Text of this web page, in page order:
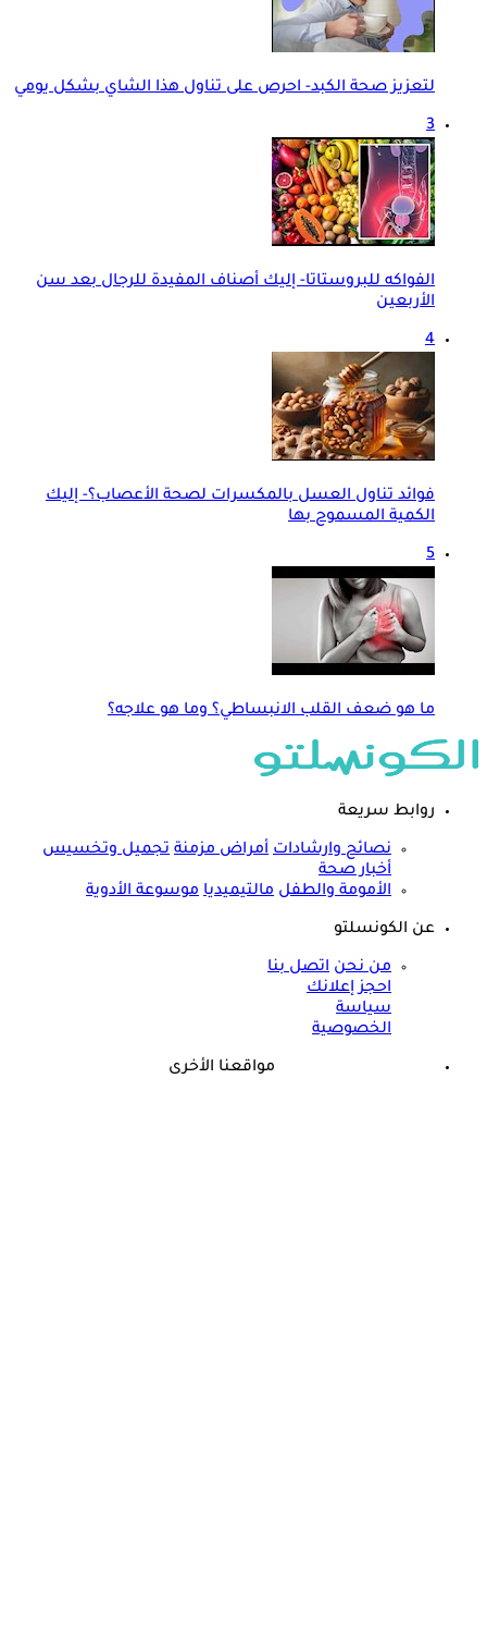
لتعزيز صحة الكبد- احرص على تناول هذا الشاي بشكل يومي
3
الفواكه للبروستاتا- إليك أصناف المفيدة للرجال بعد سن
الأربعين
4
فوائد تناول العسل بالمكسرات لصحة الأعصاب؟- إليك
الكمية المسموح بها
5
ما هو ضعف القلب الانبساطي؟ وما هو علاجه؟
روابط سريعة
نصائح وارشادات أمراض مزمنة تجميل وتخسيس
أخبار صحة
الأمومة والطفل مالتيميديا موسوعة الأدوية
عن الكونسلتو
من نحن اتصل بنا
احجز إعلانك
سياسة
الخصوصية
مواقعنا الأخرى